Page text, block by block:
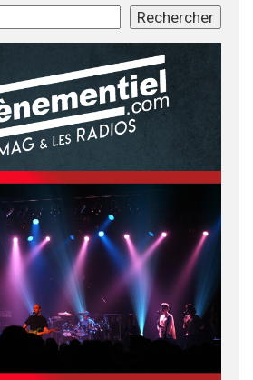
Rechercher